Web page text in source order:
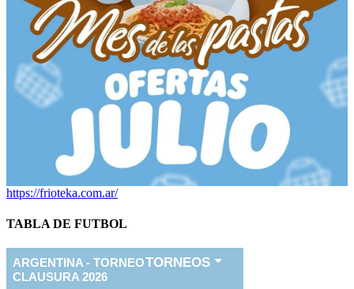
https://frioteka.com.ar/
TABLA DE FUTBOL